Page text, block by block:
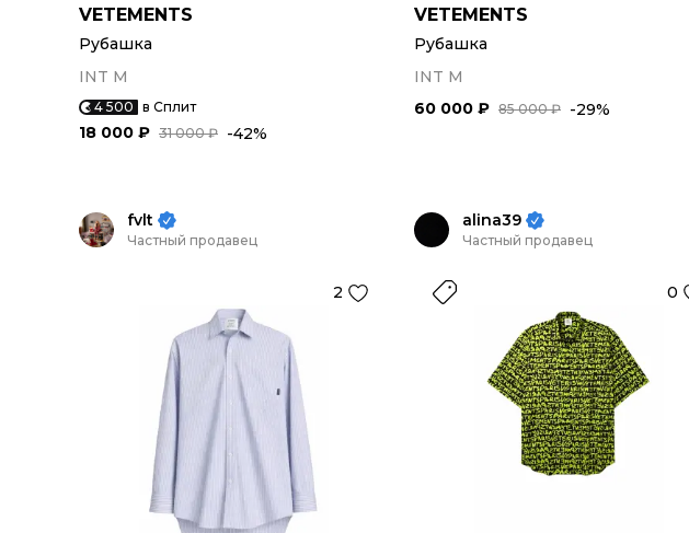
VETEMENTS
Рубашка
INT M
4 500 в Сплит
31 000 ₽
18 000 ₽ -42%
VETEMENTS
Рубашка
INT M
85 000 ₽
60 000 ₽ -29%
fvlt
Частный продавец
2
alina39
Частный продавец
0